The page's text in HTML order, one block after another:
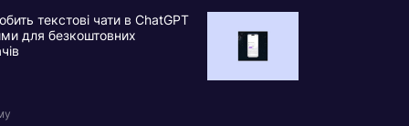
текстові чати в ChatGPT
для безкоштовних